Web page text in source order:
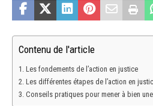
Contenu de l'article
Les fondements de l’action en justice
Les différentes étapes de l’action en
Conseils pratiques pour mener à bien